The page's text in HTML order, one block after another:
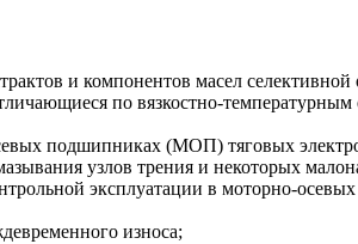
и компонентов масел
по вязкостно-
подшипниках (МОП) тяговых
узлов трения и некоторых
эксплуатации в моторно-
износа;